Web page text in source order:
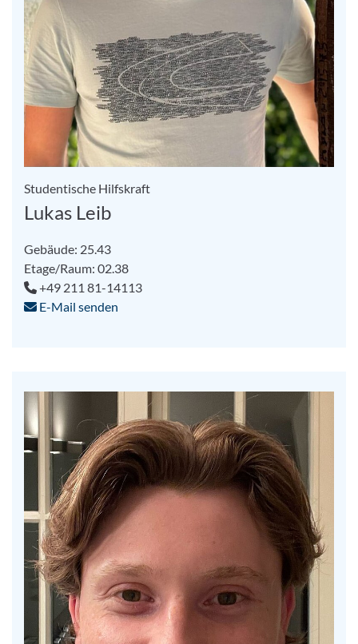
Studentische Hilfskraft
Lukas Leib
Gebäude: 25.43
Etage/Raum: 02.38
+49 211 81-14113
E-Mail senden